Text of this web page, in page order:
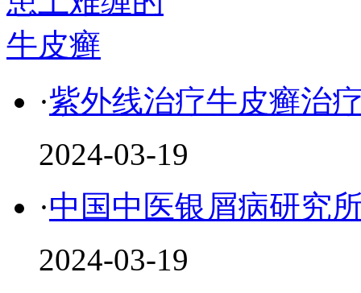
·紫外线治疗牛皮癣治
2024-03-19
·中国中医银屑病研究
2024-03-19